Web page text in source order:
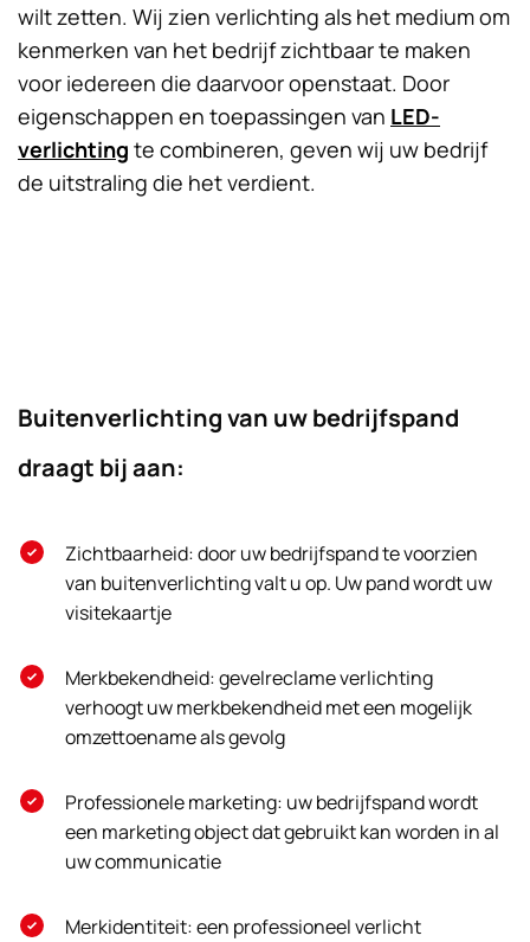
wilt zetten. Wij zien verlichting als het medium om
kenmerken van het bedrijf zichtbaar te maken
voor iedereen die daarvoor openstaat. Door
eigenschappen en toepassingen van LED-
verlichting te combineren, geven wij uw bedrijf
de uitstraling die het verdient.
Buitenverlichting van uw bedrijfspand
draagt bij aan:
Zichtbaarheid: door uw bedrijfspand te voorzien
van buitenverlichting valt u op. Uw pand wordt uw
visitekaartje
Merkbekendheid: gevelreclame verlichting
verhoogt uw merkbekendheid met een mogelijk
omzettoename als gevolg
Professionele marketing: uw bedrijfspand wordt
een marketing object dat gebruikt kan worden in al
uw communicatie
Merkidentiteit: een professioneel verlicht